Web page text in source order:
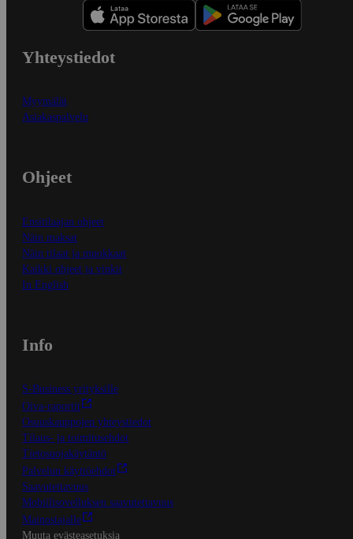
Yhteystiedot
Myymälät
Asiakaspalvelu
Ohjeet
Ensitilaajan ohjeet
Näin maksat
Näin tilaat ja muokkaat
Kaikki ohjeet ja vinkit
In English
Info
S-Business yrityksille
Oiva-raportit
Osuuskauppojen yhteystiedot
Tilaus- ja toimitusehdot
Tietosuojakäytäntö
Palvelun käyttöehdot
Saavutettavuus
Mobiilisovelluksen saavutettavuus
Mainostajalle
Muuta evästeasetuksia